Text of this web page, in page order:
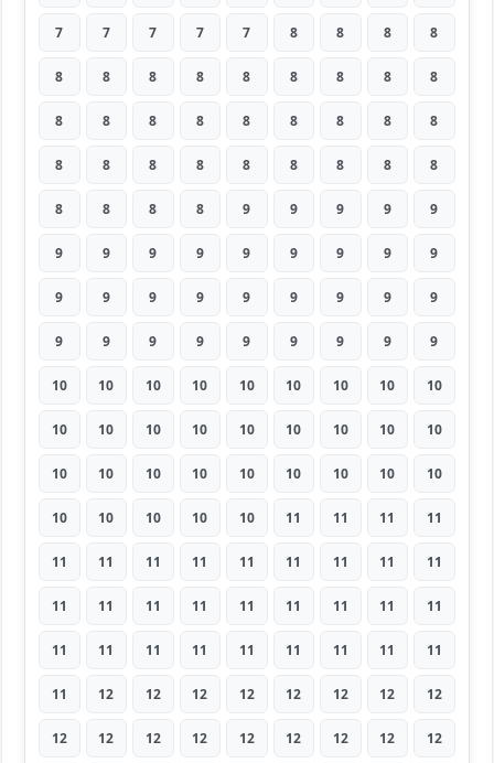
7 7 7 7 7 8 8 8 8
8 8 8 8 8 8 8 8 8
8 8 8 8 8 8 8 8 8
8 8 8 8 8 8 8 8 8
8 8 8 8 9 9 9 9 9
9 9 9 9 9 9 9 9 9
9 9 9 9 9 9 9 9 9
9 9 9 9 9 9 9 9 9
10 10 10 10 10 10 10 10 10
10 10 10 10 10 10 10 10 10
10 10 10 10 10 10 10 10 10
10 10 10 10 10 11 11 11 11
11 11 11 11 11 11 11 11 11
11 11 11 11 11 11 11 11 11
11 11 11 11 11 11 11 11 11
11 12 12 12 12 12 12 12 12
12 12 12 12 12 12 12 12 12